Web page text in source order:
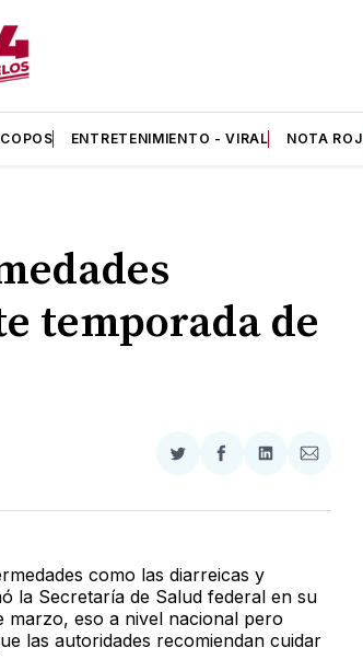
ENTRETENIMIENTO - VIRAL NOTA
temporada de
Compartir
Twitter
Compartir
Facebook
Compartir
LinkedIn
Email
como las diarreicas y
la Secretaría de Salud federal en su
marzo, eso a nivel nacional pero
las autoridades recomiendan cuidar